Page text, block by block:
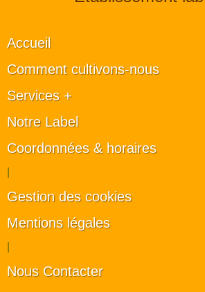
Accueil
Comment cultivons-nous
Services +
Notre Label
Coordonnées & horaires
Gestion des cookies
Mentions légales
Nous Contacter